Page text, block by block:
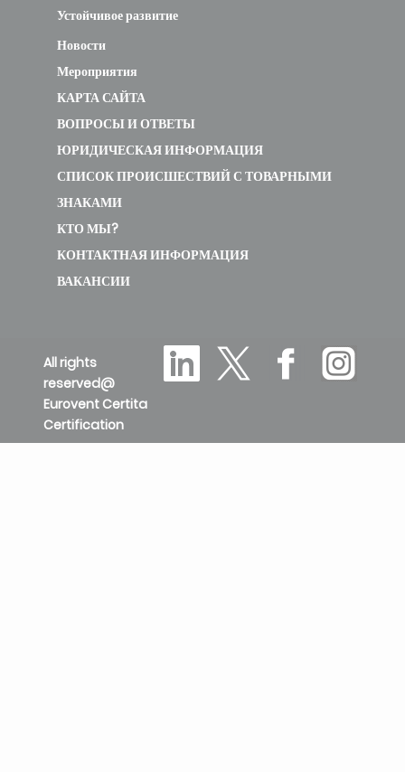
Устойчивое развитие
Новости
Мероприятия
КАРТА САЙТА
ВОПРОСЫ И ОТВЕТЫ
ЮРИДИЧЕСКАЯ ИНФОРМАЦИЯ
СПИСОК ПРОИСШЕСТВИЙ С ТОВАРНЫМИ
ЗНАКАМИ
КТО МЫ?
КОНТАКТНАЯ ИНФОРМАЦИЯ
ВАКАНСИИ
All rights
reserved@
Eurovent Certita
Certification